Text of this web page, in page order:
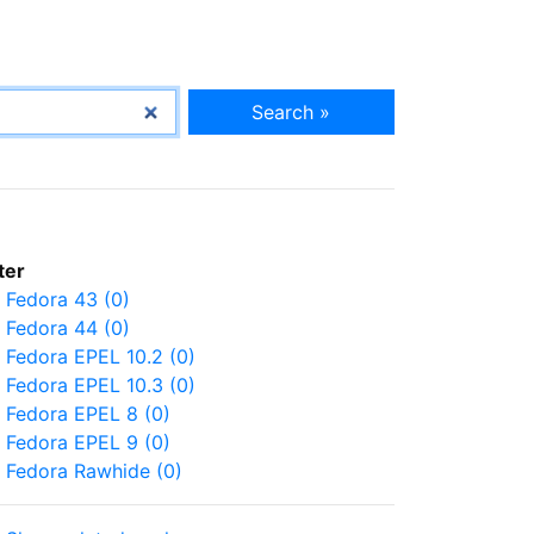
Search »
Fedora 43 (0)
Fedora 44 (0)
Fedora EPEL 10.2 (0)
Fedora EPEL 10.3 (0)
Fedora EPEL 8 (0)
Fedora EPEL 9 (0)
Fedora Rawhide (0)